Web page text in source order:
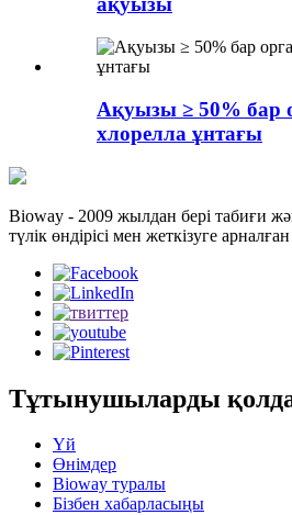
Ақуызы ≥ 50% бар
хлорелла ұнтағы
Bioway - 2009 жылдан бері табиғи
түлік өндірісі мен жеткізуге
Тұтынушыларды
Үй
Өнімдер
Bioway туралы
Бізбен хабарласыңы